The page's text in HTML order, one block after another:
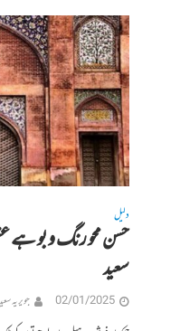
دلیل
حسن محو رنگ و بو ہے
سعید
02/01/2025 جویریہ سعید